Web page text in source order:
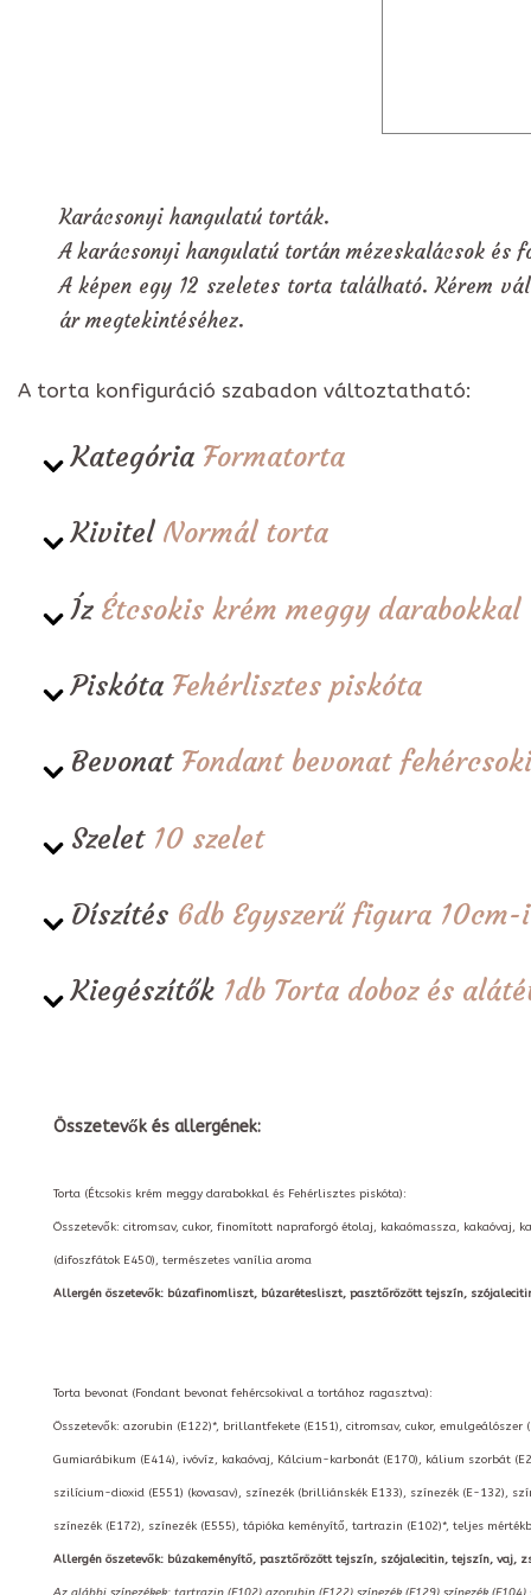
Karácsonyi hangulatú torták.
A karácsonyi hangulatú tortán mézeskalácsok és
A képen egy 12 szeletes torta található. Kérem
ár megtekintéséhez.
A torta konfiguráció szabadon változtatható:
Kategória Formatorta
Kivitel Normál torta
Íz Étcsokis krém meggy darabokkal
Piskóta Fehérlisztes piskóta
Bevonat Fondant bevonat
Szelet 10 szelet
Díszítés 6db Egyszerű figura 10cm-
Kiegészítők 1db Torta doboz és
Összetevők és allergének:
Torta (Étcsokis krém meggy darabokkal és Fehérlisztes piskóta):
Összetevők: citromsav, cukor, finomított napraforgó étolaj, kakaómassza, kakaóvaj,
(difoszfátok E450), természetes vanília aroma
Allergén öszetevők: búzafinomliszt, búzarétesliszt, pasztőrözött tejszín,
Torta bevonat (Fondant bevonat fehércsokival a tortához ragasztva):
Összetevők: azorubin (E122)*, brillantfekete (E151), citromsav, cukor,
Gumiarábikum (E414), ivóvíz, kakaóvaj, Kálcium-karbonát (E170), kálium szorbát
szilícium-dioxid (E551) (kovasav), színezék (brilliánskék E133), színezék (E-132),
színezék (E172), színezék (E555), tápióka keményítő, tartrazin (E102)*, teljes
Allergén öszetevők: búzakeményítő, pasztőrözött tejszín, szójalecitin, tejszín, vaj,